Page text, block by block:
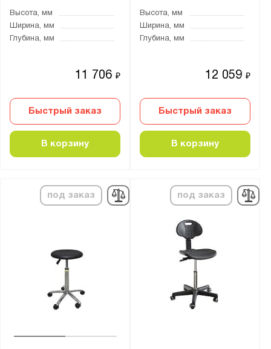
Высота, мм
Ширина, мм
Глубина, мм
11 706₽
Быстрый заказ
В корзину
Высота, мм
Ширина, мм
Глубина, мм
12 059₽
Быстрый заказ
В корзину
под заказ под заказ